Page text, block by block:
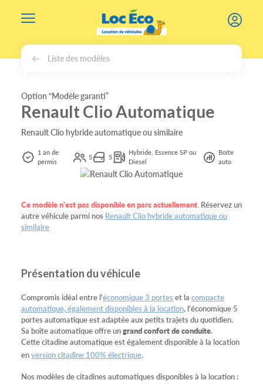
Liste des modèles
Option “Modèle garanti”
Renault Clio Automatique
Renault Clio hybride automatique ou similaire
1 an de
permis
5 5
Hybride, Essence SP ou
Diesel
Boîte
auto
Ce modèle n'est pas disponible en parc actuellement. Réservez un
autre véhicule parmi nos Renault Clio hybride automatique ou
similaire
Présentation du véhicule
Compromis idéal entre l'économique 3 portes et la compacte
automatique, également disponibles à la location, l'économique 5
portes automatique est adaptée aux petits trajets du quotidien.
Sa boîte automatique offre ungrand confort de conduite.
Cette citadine automatique est également disponible à la location
enversion citadine 100% électrique.
Nos modèles de citadines automatiques disponibles à la location :